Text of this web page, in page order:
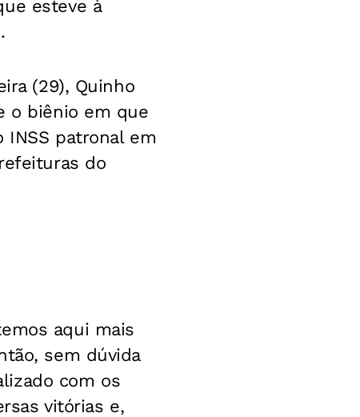
esteve à
(29), Quinho
o biênio em que
INSS patronal em
do
aqui mais
sem dúvida
com os
vitórias e,